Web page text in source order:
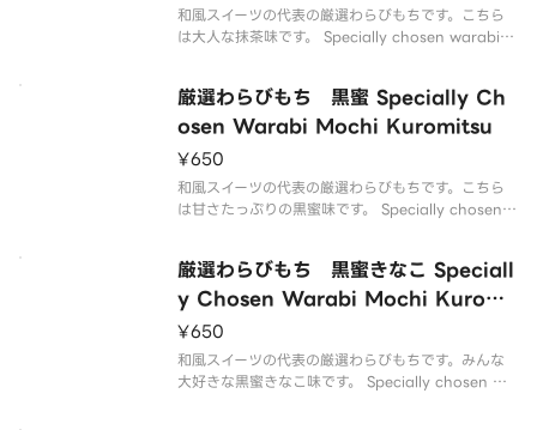
和風スイーツの代表の厳選わらびもちです。こちら
は大人な抹茶味です。 Specially chosen warabi
厳選わらびもち 黒蜜 Specially Ch
osen Warabi Mochi Kuromitsu
¥650
和風スイーツの代表の厳選わらびもちです。こちら
は甘さたっぷりの黒蜜味です。 Specially chosen
厳選わらびもち 黒蜜きなこ Speciall
y Chosen Warabi Mochi Kuromi
tsu Kinako
¥650
和風スイーツの代表の厳選わらびもちです。みんな
大好きな黒蜜きなこ味です。 Specially chosen wa